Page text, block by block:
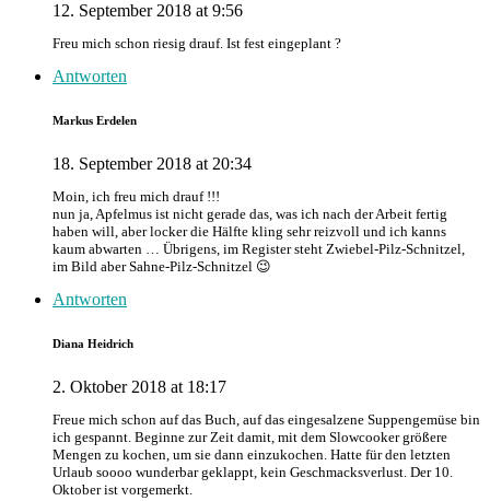
12. September 2018 at 9:56
Freu mich schon riesig drauf. Ist fest eingeplant ?
Antworten
Markus Erdelen
18. September 2018 at 20:34
Moin, ich freu mich drauf !!!
nun ja, Apfelmus ist nicht gerade das, was ich nach der Arbeit fertig
haben will, aber locker die Hälfte kling sehr reizvoll und ich kanns
kaum abwarten … Übrigens, im Register steht Zwiebel-Pilz-Schnitzel,
im Bild aber Sahne-Pilz-Schnitzel 😉
Antworten
Diana Heidrich
2. Oktober 2018 at 18:17
Freue mich schon auf das Buch, auf das eingesalzene Suppengemüse bin
ich gespannt. Beginne zur Zeit damit, mit dem Slowcooker größere
Mengen zu kochen, um sie dann einzukochen. Hatte für den letzten
Urlaub soooo wunderbar geklappt, kein Geschmacksverlust. Der 10.
Oktober ist vorgemerkt.